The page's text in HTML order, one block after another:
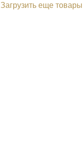
Загрузить еще товары